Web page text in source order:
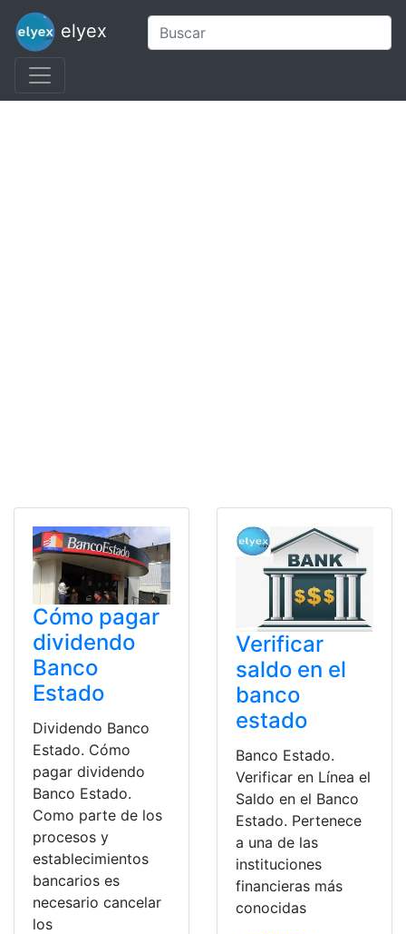
elyex
Cómo pagar
dividendo
Banco
Estado
Dividendo Banco
Estado. Cómo
pagar dividendo
Banco Estado.
Como parte de los
procesos y
establecimientos
bancarios es
necesario cancelar
los
Verificar
saldo en el
banco
estado
Banco Estado.
Verificar en Línea el
Saldo en el Banco
Estado. Pertenece
a una de las
instituciones
financieras más
conocidas